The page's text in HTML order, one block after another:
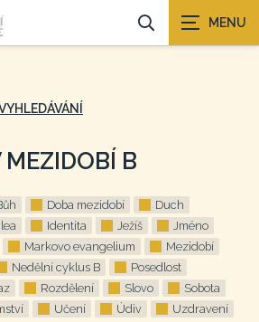
MEZIDOBÍ B
Doba mezidobí
Duch
Identita Ježíš
Jméno
Markovo evangelium
Mezidobí
Nedělní cyklus B
Posedlost
Rozdělení Slovo
Sobota
Učení Údiv
Uzdravení